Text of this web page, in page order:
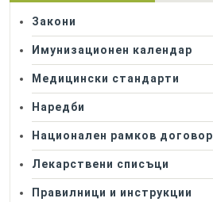
Закони
Имунизационен календар
Медицински стандарти
Наредби
Национален рамков договор
Лекарствени списъци
Правилници и инструкции